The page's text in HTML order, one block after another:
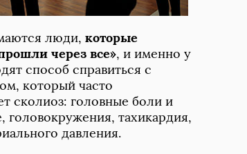
люди, которые
через все», и именно у
способ справиться с
который часто
сколиоз: головные боли и
головокружения, тахикардия,
давления.